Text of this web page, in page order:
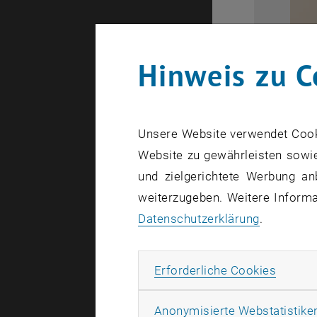
EMMC-
In der
es darum
Materials
"Materials
Wien auch
Hinweis zu
Unsere Website verwendet
Website zu gewährleisten
und zielgerichtete Werbung
weiterzugeben. Weitere
Datenschutzerklärung.
Erforderliche Cookies
Anonymisierte